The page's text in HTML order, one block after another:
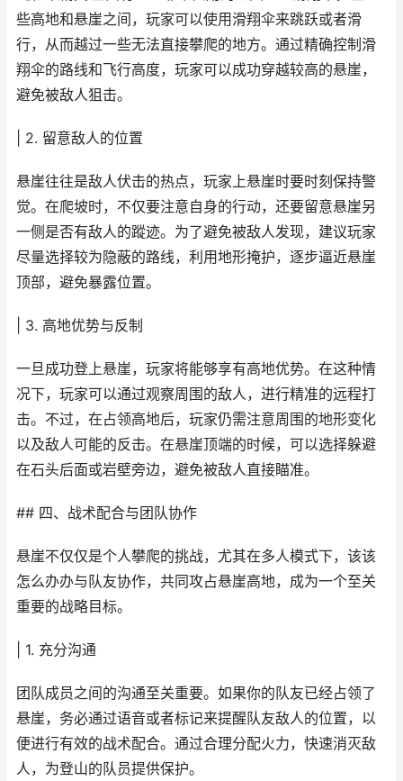
些高地和悬崖之间，玩家可以使用滑翔伞来跳跃或者滑
行，从而越过一些无法直接攀爬的地方。通过精确控制滑
翔伞的路线和飞行高度，玩家可以成功穿越较高的悬崖，
避免被敌人狙击。
| 2. 留意敌人的位置
悬崖往往是敌人伏击的热点，玩家上悬崖时要时刻保持警
觉。在爬坡时，不仅要注意自身的行动，还要留意悬崖另
一侧是否有敌人的蹤迹。为了避免被敌人发现，建议玩家
尽量选择较为隐蔽的路线，利用地形掩护，逐步逼近悬崖
顶部，避免暴露位置。
| 3. 高地优势与反制
一旦成功登上悬崖，玩家将能够享有高地优势。在这种情
况下，玩家可以通过观察周围的敌人，进行精准的远程打
击。不过，在占领高地后，玩家仍需注意周围的地形变化
以及敌人可能的反击。在悬崖顶端的时候，可以选择躲避
在石头后面或岩壁旁边，避免被敌人直接瞄准。
## 四、战术配合与团队协作
悬崖不仅仅是个人攀爬的挑战，尤其在多人模式下，该该
怎么办办与队友协作，共同攻占悬崖高地，成为一个至关
重要的战略目标。
| 1. 充分沟通
团队成员之间的沟通至关重要。如果你的队友已经占领了
悬崖，务必通过语音或者标记来提醒队友敌人的位置，以
便进行有效的战术配合。通过合理分配火力，快速消灭敌
人，为登山的队员提供保护。